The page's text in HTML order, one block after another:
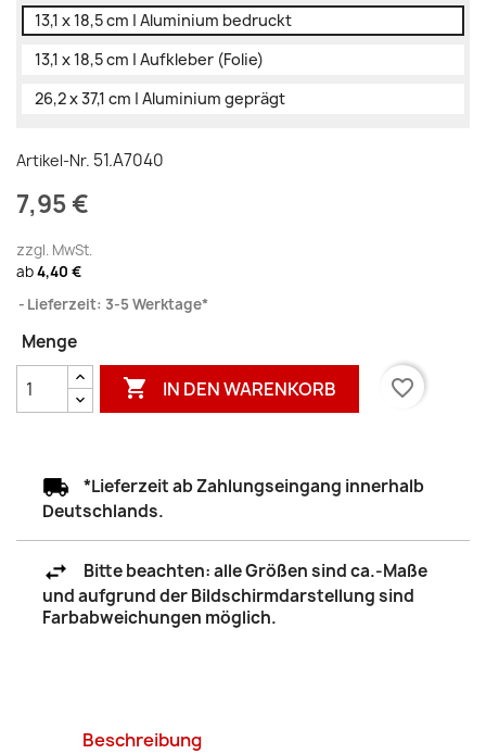
13,1 x 18,5 cm | Aluminium bedruckt
13,1 x 18,5 cm | Aufkleber (Folie)
26,2 x 37,1 cm | Aluminium geprägt
Artikel-Nr. 51.A7040
7,95 €
zzgl. MwSt.
ab4,40 €
Lieferzeit: 3-5 Werktage*
Menge
 IN DEN WARENKORB favorite_border
*Lieferzeit ab Zahlungseingang innerhalb
Deutschlands.
Bitte beachten: alle Größen sind ca.-Maße
und aufgrund der Bildschirmdarstellung sind
Farbabweichungen möglich.
Beschreibung